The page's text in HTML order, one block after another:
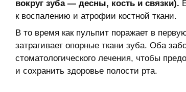
вокруг зуба — десны, кость и связки).
к воспалению и атрофии костной ткани.
В то время как пульпит поражает в
затрагивает опорные ткани зуба. Оба
стоматологического лечения, чтобы
и сохранить здоровье полости рта.